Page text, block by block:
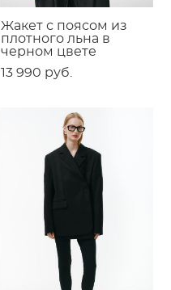
Жакет с поясом из
плотного льна в
черном цвете
13 990 pуб.